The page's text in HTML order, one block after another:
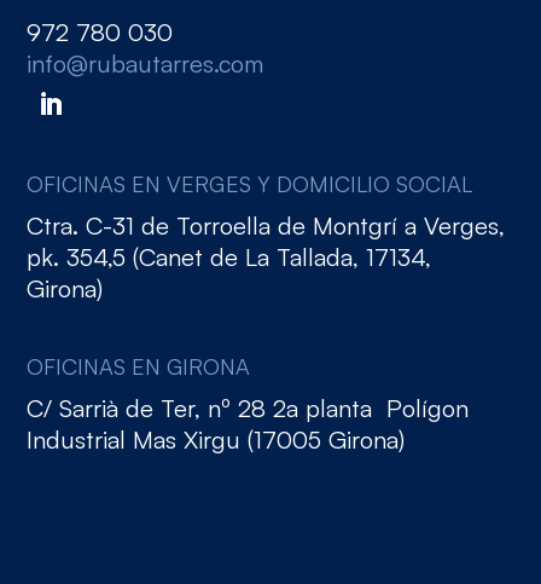
972 780 030
info@rubautarres.com
OFICINAS EN VERGES Y DOMICILIO SOCIAL
Ctra. C-31 de Torroella de Montgrí a Verges,
pk. 354,5 (Canet de La Tallada, 17134,
Girona)
OFICINAS EN GIRONA
C/ Sarrià de Ter, nº 28 2a planta Polígon
Industrial Mas Xirgu (17005 Girona)